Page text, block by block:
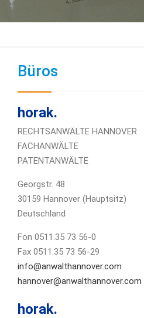
Büros
horak.
RECHTSANWÄLTE HANNOVER
FACHANWÄLTE
PATENTANWÄLTE
Georgstr. 48
30159 Hannover (Hauptsitz)
Deutschland
Fon 0511.35 73 56-0
Fax 0511.35 73 56-29
info@anwalthannover.com
hannover@anwalthannover.com
horak.